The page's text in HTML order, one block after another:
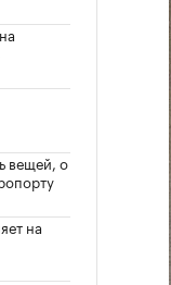
вещей, о
на